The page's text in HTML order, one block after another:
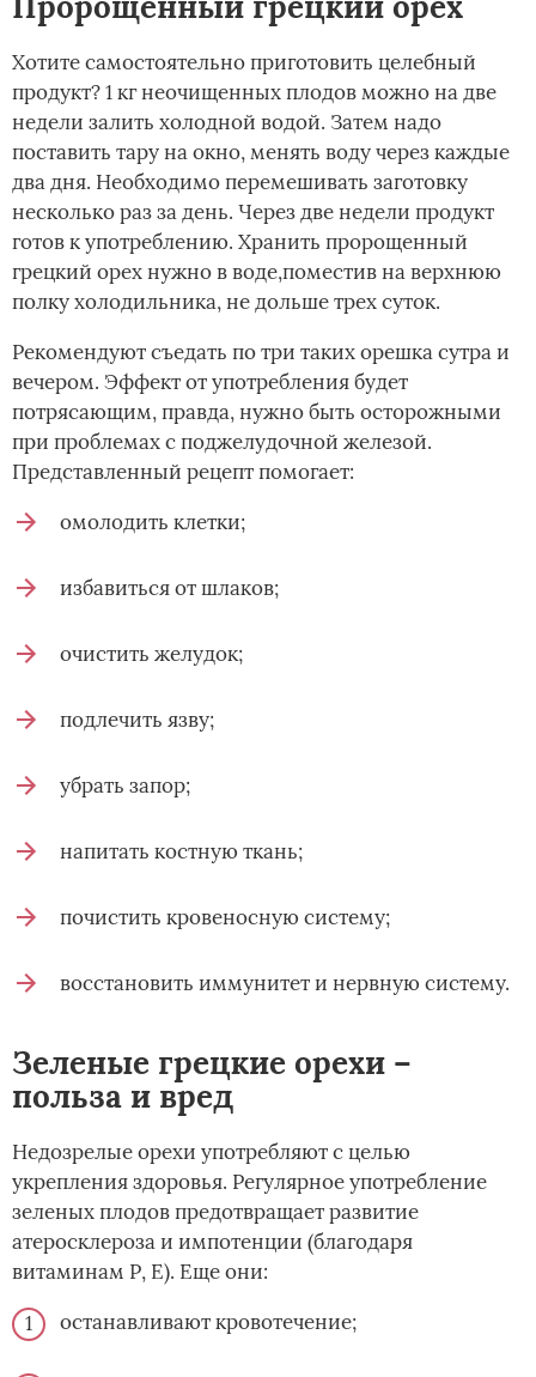
Хотите самостоятельно приготовить целебный
продукт? 1 кг неочищенных плодов можно на две
недели залить холодной водой. Затем надо
поставить тару на окно, менять воду через каждые
два дня. Необходимо перемешивать заготовку
несколько раз за день. Через две недели продукт
готов к употреблению. Хранить пророщенный
грецкий орех нужно в воде,поместив на верхнюю
полку холодильника, не дольше трех суток.
Рекомендуют съедать по три таких орешка сутра и
вечером. Эффект от употребления будет
потрясающим, правда, нужно быть осторожными
при проблемах с поджелудочной железой.
Представленный рецепт помогает:
омолодить клетки;
избавиться от шлаков;
очистить желудок;
подлечить язву;
убрать запор;
напитать костную ткань;
почистить кровеносную систему;
восстановить иммунитет и нервную систему.
Зеленые грецкие орехи –
польза и вред
Недозрелые орехи употребляют с целью
укрепления здоровья. Регулярное употребление
зеленых плодов предотвращает развитие
атеросклероза и импотенции (благодаря
витаминам Р, Е). Еще они:
останавливают кровотечение;